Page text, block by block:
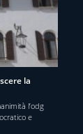
la
l’odg
e